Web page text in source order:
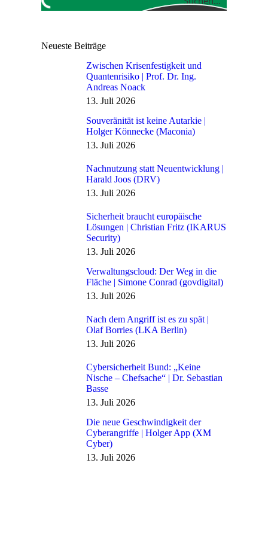
Neueste Beiträge
Zwischen Krisenfestigkeit und
Quantenrisiko | Prof. Dr. Ing.
Andreas Noack
13. Juli 2026
Souveränität ist keine Autarkie |
Holger Könnecke (Maconia)
13. Juli 2026
Nachnutzung statt Neuentwicklung |
Harald Joos (DRV)
13. Juli 2026
Sicherheit braucht europäische
Lösungen | Christian Fritz (IKARUS
Security)
13. Juli 2026
Verwaltungscloud: Der Weg in die
Fläche | Simone Conrad (govdigital)
13. Juli 2026
Nach dem Angriff ist es zu spät |
Olaf Borries (LKA Berlin)
13. Juli 2026
Cybersicherheit Bund: „Keine
Nische – Chefsache“ | Dr. Sebastian
Basse
13. Juli 2026
Die neue Geschwindigkeit der
Cyberangriffe | Holger App (XM
Cyber)
13. Juli 2026